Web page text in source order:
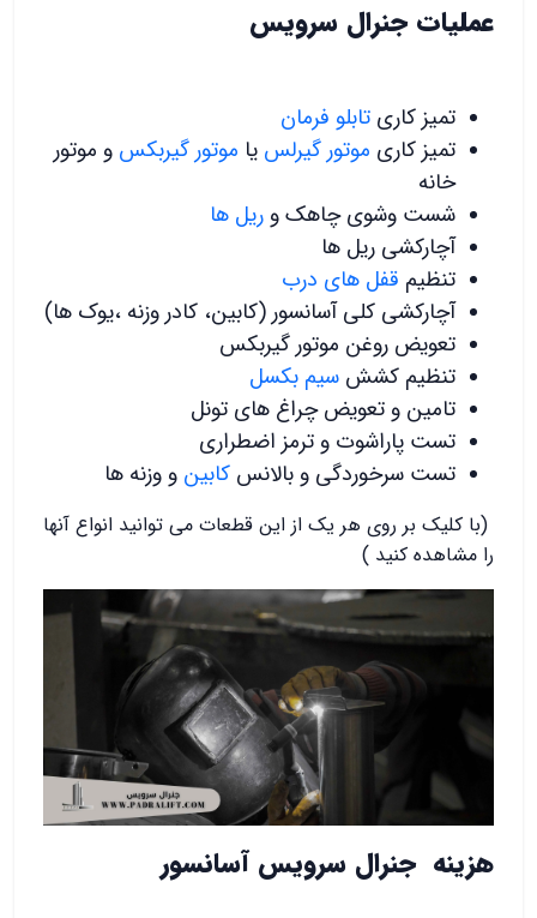
عملیات جنرال سرویس
تمیز کاری تابلو فرمان
تمیز کاری موتور گیرلس یا موتور گیربکس و موتور
خانه
شست وشوی چاهک و ریل ها
آچارکشی ریل ها
تنظیم قفل های درب
آچارکشی کلی آسانسور (کابین، کادر وزنه ،یوک ها)
تعویض روغن موتور گیربکس
تنظیم کشش سیم بکسل
تامین و تعویض چراغ های تونل
تست پاراشوت و ترمز اضطراری
تست سرخوردگی و بالانس کابین و وزنه ها
(با کلیک بر روی هر یک از این قطعات می توانید انواع آنها
را مشاهده کنید )
هزینه جنرال سرویس آسانسور